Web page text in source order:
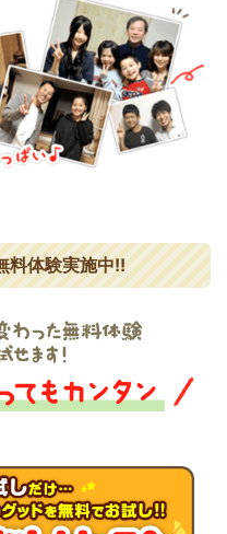
料体験実施中!!